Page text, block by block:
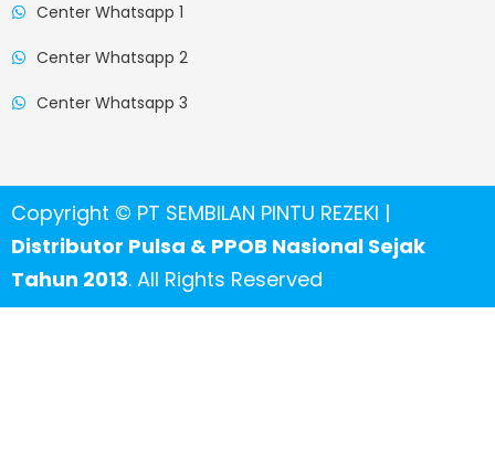
Center Whatsapp 1
Center Whatsapp 2
Center Whatsapp 3
Copyright © PT SEMBILAN PINTU REZEKI |
Distributor Pulsa & PPOB Nasional Sejak
Tahun 2013. All Rights Reserved